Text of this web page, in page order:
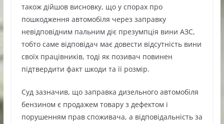
також дійшов висновку, що у спорах про
пошкодження автомобіля через заправку
невідповідним пальним діє презумпція вини АЗС,
тобто саме відповідач має довести відсутність вини
своїх працівників, тоді як позивач повинен
підтвердити факт шкоди та її розмір.
Суд зазначив, що заправка дизельного автомобіля
бензином є продажем товару з дефектом і
порушенням прав споживача, а відповідальність за